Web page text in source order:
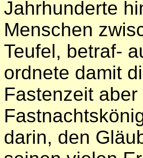
Jahrhunderte
Menschen
Teufel, betraf-
ordnete damit
Fastenzeit
darin, den